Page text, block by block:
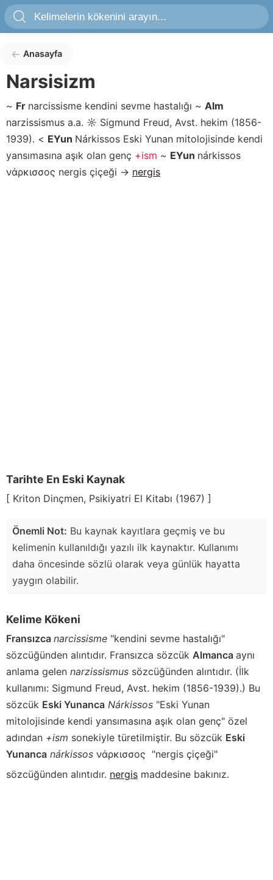
Anasayfa
Narsisizm
~ Fr narcissisme kendini sevme hastalığı ~ Alm
narzissismus a.a. ☼ Sigmund Freud, Avst. hekim (1856-
1939). < EYun Nárkissos Eski Yunan mitolojisinde kendi
yansımasına aşık olan genç +ism ~ EYun nárkissos
νάρκισσος nergis çiçeği → nergis
Tarihte En Eski Kaynak
[ Kriton Dinçmen, Psikiyatri El Kitabı (1967) ]
Önemli Not: Bu kaynak kayıtlara geçmiş ve bu
kelimenin kullanıldığı yazılı ilk kaynaktır. Kullanımı
daha öncesinde sözlü olarak veya günlük hayatta
yaygın olabilir.
Kelime Kökeni
Fransızca narcissisme "kendini sevme hastalığı"
sözcüğünden alıntıdır. Fransızca sözcük Almanca aynı
anlama gelen narzissismus sözcüğünden alıntıdır. (İlk
kullanımı: Sigmund Freud, Avst. hekim (1856-1939).) Bu
sözcük Eski Yunanca Nárkissos "Eski Yunan
mitolojisinde kendi yansımasına aşık olan genç" özel
adından +ism sonekiyle türetilmiştir. Bu sözcük Eski
Yunanca nárkissos νάρκισσος "nergis çiçeği"
sözcüğünden alıntıdır. nergis maddesine bakınız.